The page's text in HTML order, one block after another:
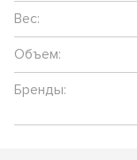
Вес:
Объем:
Бренды: